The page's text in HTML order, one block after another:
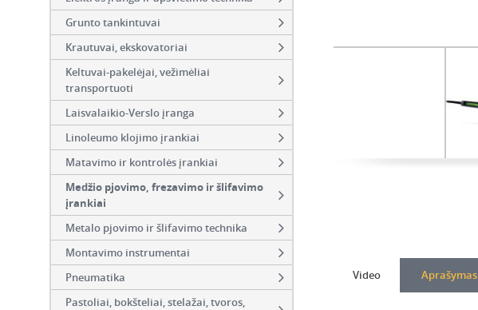
Grunto tankintuvai
Krautuvai, ekskovatoriai
Keltuvai-pakelėjai, vežimėliai
transportuoti
Laisvalaikio-Verslo įranga
Linoleumo klojimo įrankiai
Matavimo ir kontrolės įrankiai
Medžio pjovimo, frezavimo ir šlifavimo
įrankiai
Metalo pjovimo ir šlifavimo technika
Montavimo instrumentai
Pneumatika
Pastoliai, bokšteliai, stelažai, tvoros,
Video Aprašymas